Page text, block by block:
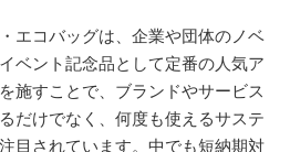
エコバッグは、企業や団体のノベ
ベント記念品として定番の人気ア
施すことで、ブランドやサービス
だけでなく、何度も使えるサステ
目されています。中でも短納期対